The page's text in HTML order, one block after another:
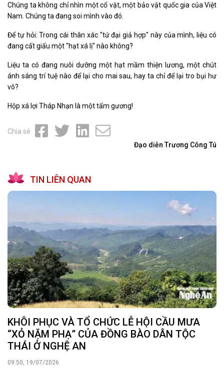
Chúng ta không chỉ nhìn một cổ vật, một bảo vật quốc gia của Việt
Nam. Chúng ta đang soi mình vào đó.
Để tự hỏi: Trong cái thân xác "tứ đại giả hợp" này của mình, liệu có
đang cất giấu một "hạt xá lị" nào không?
Liệu ta có đang nuôi dưỡng một hạt mầm thiện lương, một chút
ánh sáng trí tuệ nào để lại cho mai sau, hay ta chỉ để lại tro bụi hư
vô?
Hộp xá lợi Tháp Nhạn là một tấm gương!
Chia sẻ
Đạo diễn Trương Công Tú
TIN LIÊN QUAN
KHÔI PHỤC VÀ TỔ CHỨC LỄ HỘI CẦU MƯA
“XỎ NẶM PHẠ” CỦA ĐỒNG BÀO DÂN TỘC
THÁI Ở NGHỆ AN
09:50, 19/07/2026